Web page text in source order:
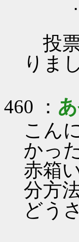
投票
りま
460 ：
こん
かっ
赤箱
分方
どう